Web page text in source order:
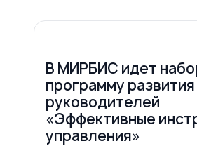
В МИРБИС идет
программу развития
руководителей
«Эффективные
управления»